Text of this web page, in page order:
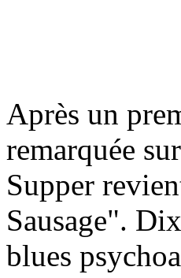
Après un
remarquée
Supper
Sausage".
blues